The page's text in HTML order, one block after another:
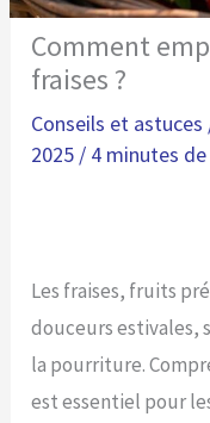
Comment
fraises ?
Conseils et astuces
2025 / 4 minutes
Les fraises, fruits
douceurs estivales,
la pourriture.
est essentiel pour